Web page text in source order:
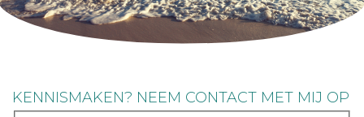
KENNISMAKEN? NEEM CONTACT MET MIJ OP